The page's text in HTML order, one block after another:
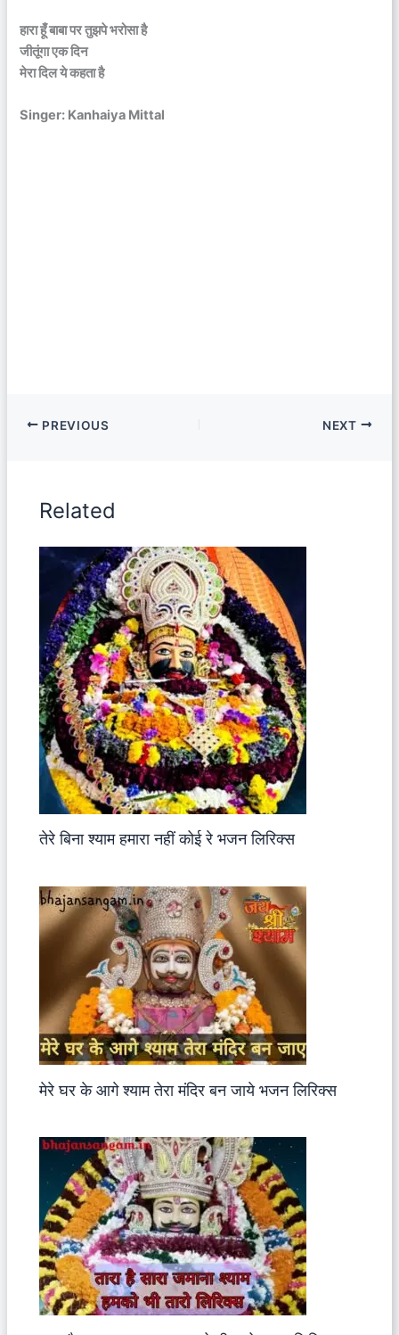
हारा हूँ बाबा पर तुझपे भरोसा है
जीतूंगा एक दिन
मेरा दिल ये कहता है
Singer: Kanhaiya Mittal
PREVIOUS NEXT
Related
तेरे बिना श्याम हमारा नहीं कोई रे भजन लिरिक्स
मेरे घर के आगे श्याम तेरा मंदिर बन जाये भजन लिरिक्स